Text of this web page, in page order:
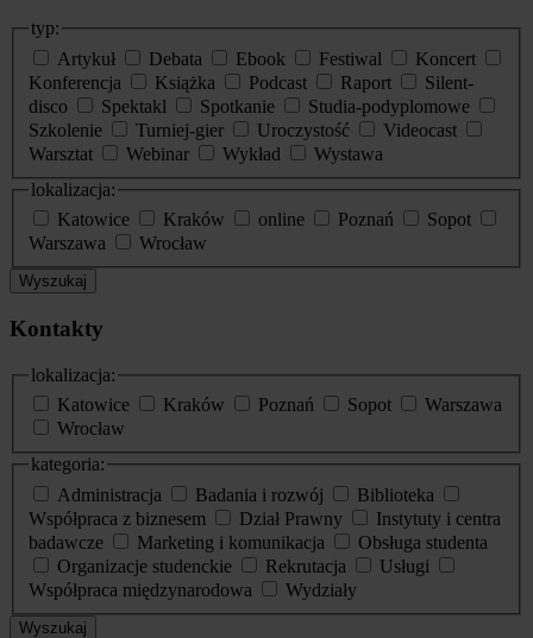
typ:
Artykuł
Debata Ebook Festiwal
Koncert
Konferencja
Książka Podcast Raport
Silent-
disco
Spektakl Spotkanie
Studia-podyplomowe
Szkolenie
Turniej-gier Uroczystość
Videocast
Warsztat
Webinar Wykład
Wystawa
lokalizacja:
Katowice
Kraków online Poznań
Sopot
Warszawa
Wrocław
Wyszukaj
Kontakty
lokalizacja:
Katowice
Kraków Poznań Sopot
Warszawa
Wrocław
kategoria:
Administracja
Badania i rozwój
Biblioteka
Współpraca z biznesem
Dział Prawny
Instytuty i centra
badawcze
Marketing i komunikacja
Obsługa studenta
Organizacje studenckie
Rekrutacja
Usługi
Współpraca międzynarodowa
Wydziały
Wyszukaj